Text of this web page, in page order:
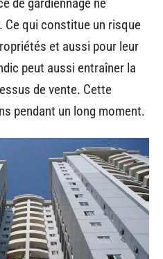
Ce qui constitue un risque
et aussi pour leur
peut aussi entraîner la
de vente. Cette
pendant un long moment.